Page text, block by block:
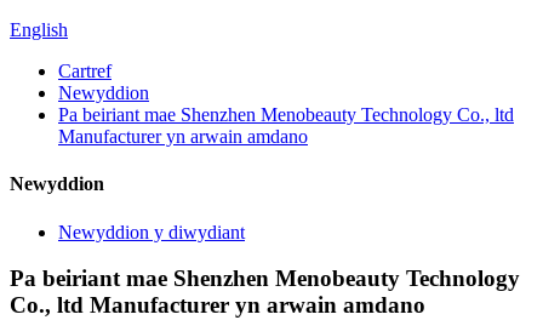
English
Cartref
Newyddion
Pa beiriant mae Shenzhen Menobeauty Technology Co., ltd
Manufacturer yn arwain amdano
Newyddion
Newyddion y diwydiant
Pa beiriant mae Shenzhen Menobeauty Technology
Co., ltd Manufacturer yn arwain amdano